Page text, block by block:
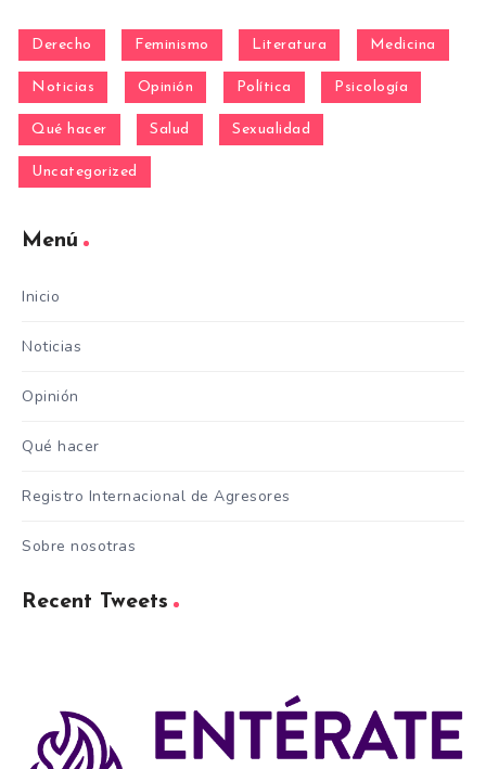
Derecho Feminismo Literatura Medicina
Noticias Opinión Política Psicología
Qué hacer Salud Sexualidad
Uncategorized
Menú
Inicio
Noticias
Opinión
Qué hacer
Registro Internacional de Agresores
Sobre nosotras
Recent Tweets